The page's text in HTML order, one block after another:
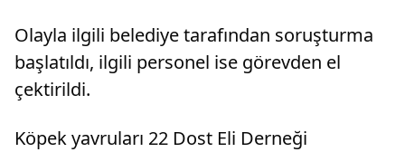
Olayla ilgili belediye tarafından soruşturma
başlatıldı, ilgili personel ise görevden el
çektirildi.
Köpek yavruları 22 Dost Eli Derneği